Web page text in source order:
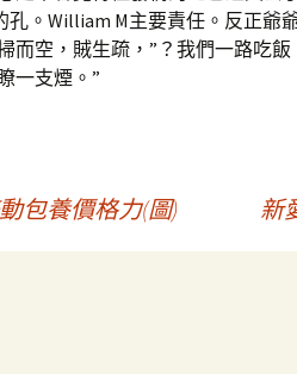
孔。William M主要責任。反正爺
而空，賊生疏，”？我們一路吃
一支煙。”
包養價格力(圖) 新